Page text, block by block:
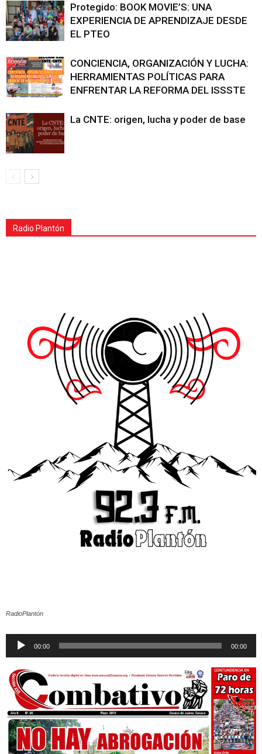
Protegido: BOOK MOVIE’S: UNA
EXPERIENCIA DE APRENDIZAJE DESDE
EL PTEO
CONCIENCIA, ORGANIZACIÓN Y LUCHA:
HERRAMIENTAS POLÍTICAS PARA
ENFRENTAR LA REFORMA DEL ISSSTE
La CNTE: origen, lucha y poder de base
Radio Plantón
RadioPlantón
Reproductor
00:00 00:00